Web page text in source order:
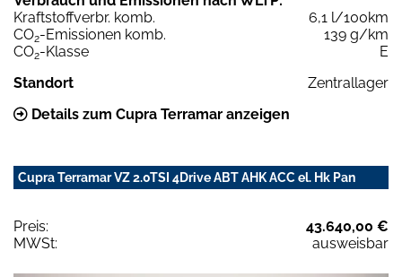
Kraftstoffverbr. komb.
6,1 l/100km
CO2-Emissionen komb.
139 g/km
CO2-Klasse
E
Standort
Zentrallager
Details zum Cupra Terramar anzeigen
Cupra Terramar VZ 2.0TSI 4Drive ABT AHK ACC el. Hk Pan
Preis:
43.640,00 €
MWSt:
ausweisbar